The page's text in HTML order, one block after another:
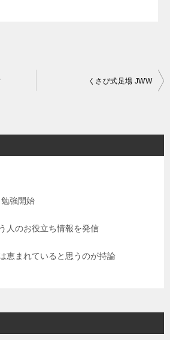
くさび式足場 JWW
強開始
人のお役立ち情報を発信
恵まれていると思うのが持論